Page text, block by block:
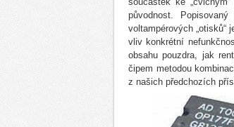
původnost.
voltampérových
vliv konkrétní
obsahu pouzdra, jak
čipem metodou
z našich předchozích